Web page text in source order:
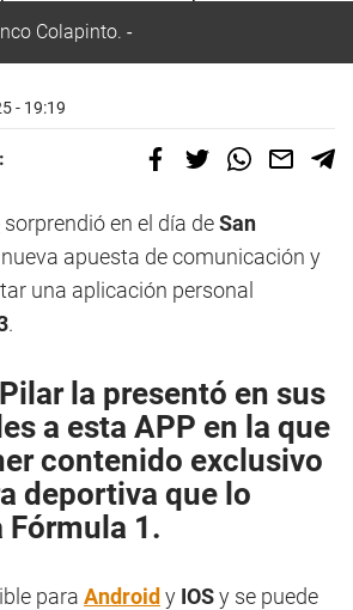
Colapinto.
- 19:19
sorprendió en el día deSan
apuesta de comunicación y
una aplicación personal
.
Pilarla presentó en sus
a esta APP en la que
contenido exclusivo
deportiva que lo
Fórmula 1.
para Android y IOSy se puede